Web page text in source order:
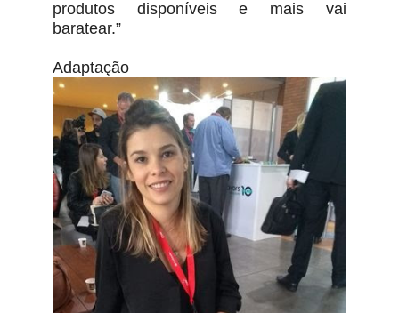
produtos disponíveis e mais vai
baratear.”
Adaptação